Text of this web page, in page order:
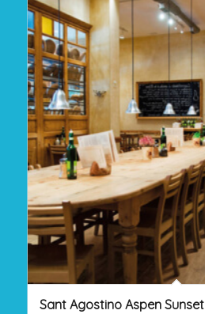
Sant Agostino Aspen Sunset